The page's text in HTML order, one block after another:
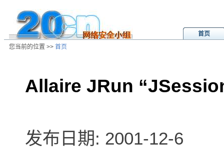
首页
您当前的位置 >> 首页
Allaire JRun
发布日期: 2001-12-6